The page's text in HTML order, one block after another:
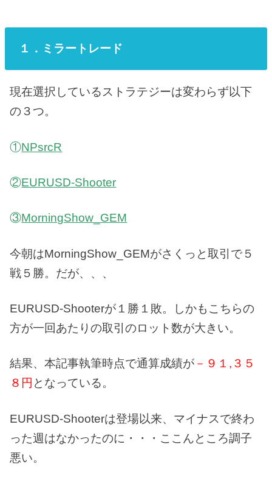
１．ミラートレード
現在選択しているストラテジーは変わらず以下
の３つ。
①NPsrcR
②EURUSD-Shooter
③MorningShow_GEM
今朝はMorningShow_GEMがさくっと取引で５
戦５勝。だが、、、
EURUSD-Shooterが１勝１敗。しかもこちらの
方が一回あたりの取引のロット数が大きい。
結果、本記事執筆時点で通算成績が －９１,３５
８円 となっている。
EURUSD-Shooterは登場以来、マイナスで終わ
った週はなかったのに・・・ここんところ調子
悪い。